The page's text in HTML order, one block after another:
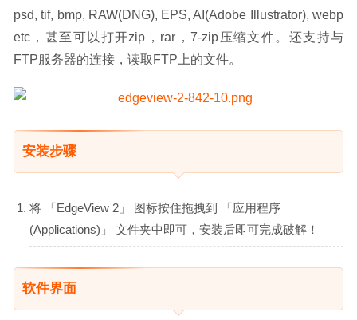
psd, tif, bmp, RAW(DNG), EPS, AI(Adobe Illustrator), webp
etc，甚至可以打开zip，rar，7-zip压缩文件。还支持与
FTP服务器的连接，读取FTP上的文件。
安装步骤
将 「EdgeView 2」 图标按住拖拽到 「应用程序
(Applications)」 文件夹中即可，安装后即可完成破解！
软件界面